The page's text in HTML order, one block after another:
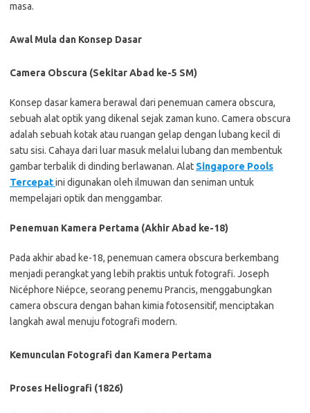
masa.
Awal Mula dan Konsep Dasar
Camera Obscura (Sekitar Abad ke-5 SM)
Konsep dasar kamera berawal dari penemuan camera obscura,
sebuah alat optik yang dikenal sejak zaman kuno. Camera obscura
adalah sebuah kotak atau ruangan gelap dengan lubang kecil di
satu sisi. Cahaya dari luar masuk melalui lubang dan membentuk
gambar terbalik di dinding berlawanan. Alat Singapore Pools
Tercepatini digunakan oleh ilmuwan dan seniman untuk
mempelajari optik dan menggambar.
Penemuan Kamera Pertama (Akhir Abad ke-18)
Pada akhir abad ke-18, penemuan camera obscura berkembang
menjadi perangkat yang lebih praktis untuk fotografi. Joseph
Nicéphore Niépce, seorang penemu Prancis, menggabungkan
camera obscura dengan bahan kimia fotosensitif, menciptakan
langkah awal menuju fotografi modern.
Kemunculan Fotografi dan Kamera Pertama
Proses Heliografi (1826)